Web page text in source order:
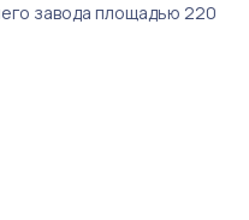
завода площадью 220